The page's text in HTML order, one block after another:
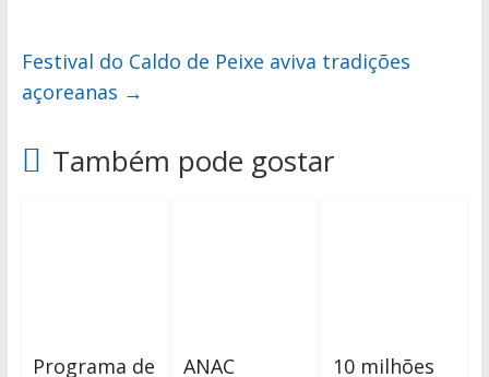
Festival do Caldo de Peixe aviva tradições
açoreanas →
Também pode gostar
Programa de
ANAC
10 milhões